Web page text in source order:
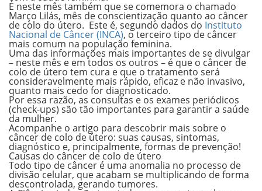
É neste mês também que se comemora o chamado
Março Lilás, mês de conscientização quanto ao câncer
de colo do útero. Este é, segundo dados do Instituto
Nacional de Câncer (INCA), o terceiro tipo de câncer
mais comum na população feminina.
Uma das informações mais importantes de se divulgar
– neste mês e em todos os outros – é que o câncer de
colo de útero tem cura e que o tratamento será
consideravelmente mais rápido, eficaz e não invasivo,
quanto mais cedo for diagnosticado.
Por essa razão, as consultas e os exames periódicos
(check-ups) são tão importantes para garantir a saúde
da mulher.
Acompanhe o artigo para descobrir mais sobre o
câncer de colo de útero: suas causas, sintomas,
diagnóstico e, principalmente, formas de prevenção!
Causas do câncer de colo de útero
Todo tipo de câncer é uma anomalia no processo de
divisão celular, que acabam se multiplicando de forma
descontrolada, gerando tumores.